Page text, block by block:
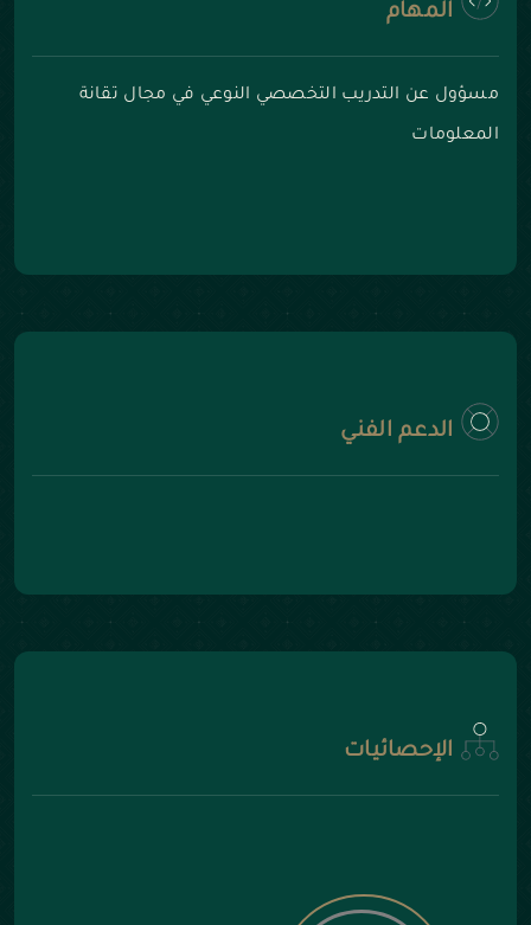
المهام
مسؤول عن التدريب التخصصي النوعي في مجال تقانة
المعلومات
الدعم الفني
الإحصائيات